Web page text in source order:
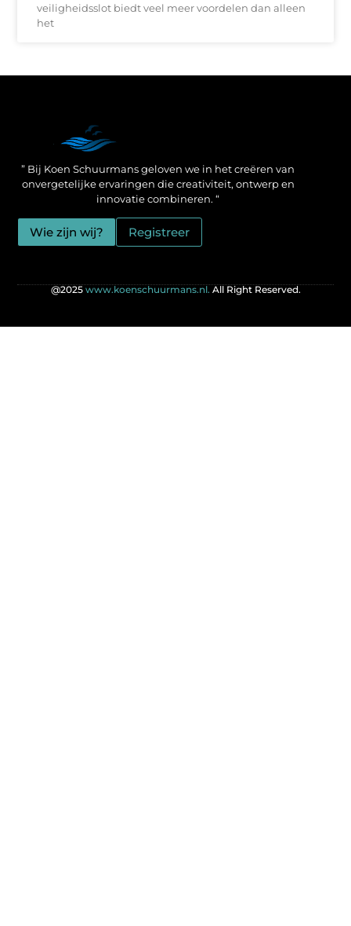
veiligheidsslot biedt veel meer voordelen dan alleen
het
” Bij Koen Schuurmans geloven we in het creëren van
onvergetelijke ervaringen die creativiteit, ontwerp en
innovatie combineren. “
Wie zijn wij? Registreer
@2025 www.koenschuurmans.nl. All Right Reserved.